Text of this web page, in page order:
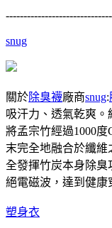
snug
關於除臭襪廠商snug:
吸汗力、透氣乾爽
將孟宗竹經過1000
末完全地融合於纖
全發揮竹炭本身除臭
絕電磁波，達到健康
塑身衣